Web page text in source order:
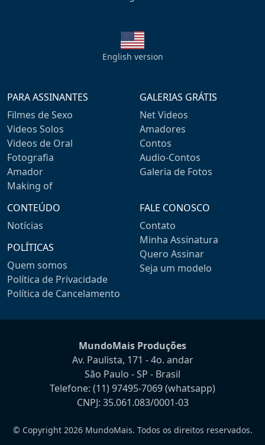
English version
PARA ASSINANTES
Filmes de Sexo
Videos Solos
Videos de Oral
Fotografia
Amador
Making of
GALERIAS GRÁTIS
Net Videos
Amadores
Contos
Audio-Contos
Galeria de Fotos
CONTEÚDO
Notícias
POLÍTICAS
Quem somos
Política de Privacidade
Política de Cancelamento
FALE CONOSCO
Contato
Minha Assinatura
Quero Assinar
Seja um modelo
MundoMais Produções
Av. Paulista, 171 - 4o. andar
São Paulo - SP - Brasil
Telefone: (11) 97495-7069(whatsapp)
CNPJ: 35.061.083/0001-03
© Copyright 2026 MundoMais. Todos os direitos reservados.